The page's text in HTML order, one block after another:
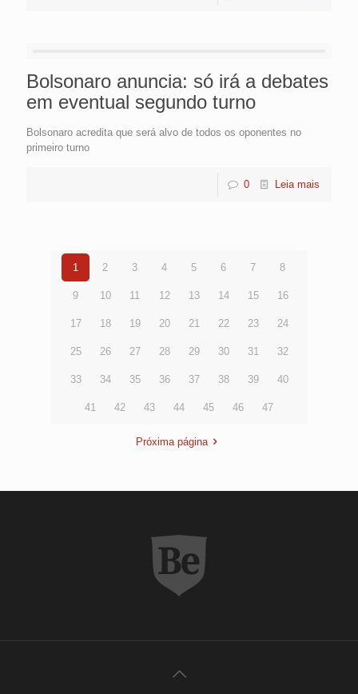
Bolsonaro anuncia: só irá a debates
em eventual segundo turno
Bolsonaro acredita que será alvo de todos os oponentes no
primeiro turno
0 Leia mais
1 2 3 4 5 6 7 8
9 10 11 12 13 14 15 16
17 18 19 20 21 22 23 24
25 26 27 28 29 30 31 32
33 34 35 36 37 38 39 40
41 42 43 44 45 46 47
Próxima página